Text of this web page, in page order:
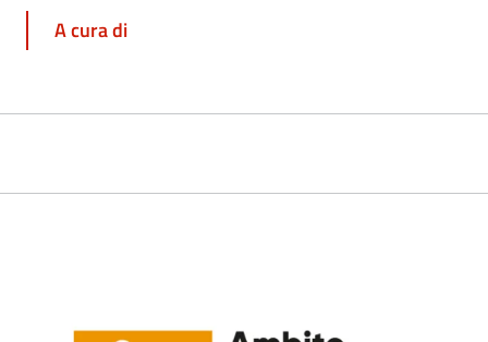
A cura di